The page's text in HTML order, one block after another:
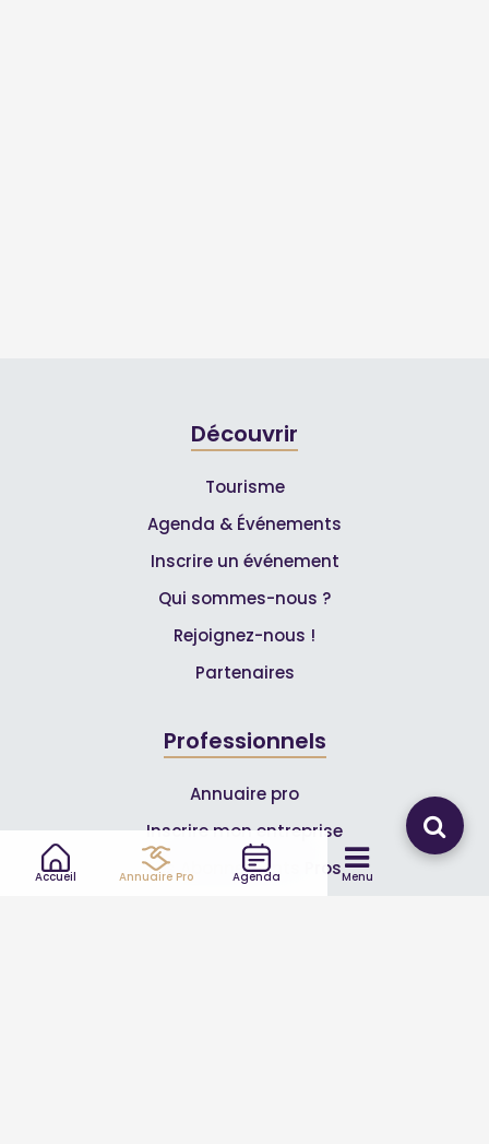
Accueil Annuaire Pro Agenda Menu
Découvrir
Tourisme
Agenda & Événements
Inscrire un événement
Qui sommes-nous ?
Rejoignez-nous !
Partenaires
Professionnels
Annuaire pro
Inscrire mon entreprise
Les Abonnements Pros